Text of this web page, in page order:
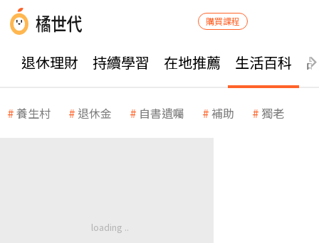
購買課程
退休理財 持續學習 在地推薦 生活百科
養生村 退休金 自書遺囑 補助 獨老